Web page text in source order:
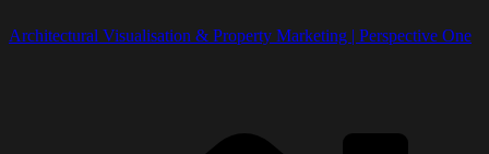
Architectural Visualisation & Property Marketing | Perspective One